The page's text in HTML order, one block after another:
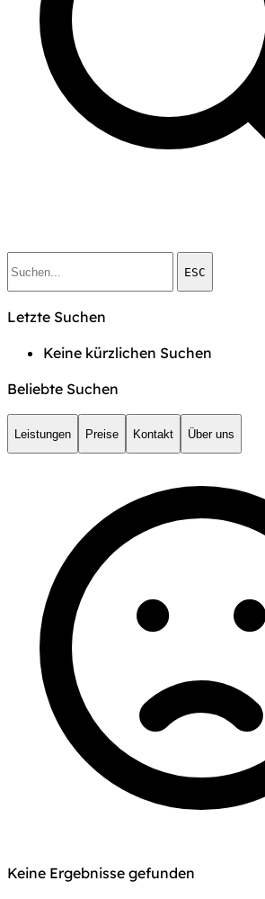
ESC
Letzte Suchen
Keine kürzlichen Suchen
Beliebte Suchen
Leistungen Preise Kontakt Über uns
Keine Ergebnisse gefunden